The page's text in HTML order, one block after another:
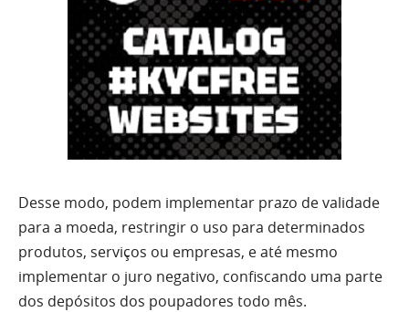
Desse modo, podem implementar prazo de validade
para a moeda, restringir o uso para determinados
produtos, serviços ou empresas, e até mesmo
implementar o juro negativo, confiscando uma parte
dos depósitos dos poupadores todo mês.